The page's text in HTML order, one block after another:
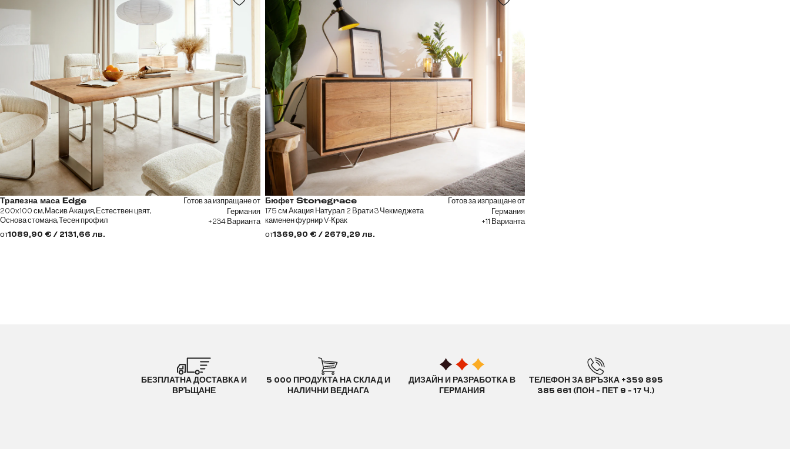
Трапезна маса Edge
200x100 см, Масив Акация, Естествен цвят,
Основа стомана, Тесен профил
от1089,90 € / 2131,66 лв.
Готов за изпращане от
Германия
+234 Варианта
Бюфет Stonegrace
175 см Акация Натурал 2 Врати 3 Чекмеджета
каменен фурнир V-Крак
от1369,90 € / 2679,29 лв.
Готов за изпращане от
Германия
+11 Варианта
БЕЗПЛАТНА ДОСТАВКА И
ВРЪЩАНЕ
5 000 ПРОДУКТА НА СКЛАД И
НАЛИЧНИ ВЕДНАГА
ДИЗАЙН И РАЗРАБОТКА В
ГЕРМАНИЯ
ТЕЛЕФОН ЗА ВРЪЗКА +359 895
385 661 (ПОН - ПЕТ 9 - 17 Ч.)